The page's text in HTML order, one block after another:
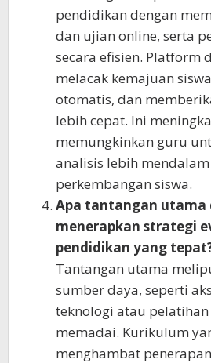
pendidikan dengan
dan ujian online, serta
secara efisien. Platform
melacak kemajuan
otomatis, dan
lebih cepat. Ini
memungkinkan guru
analisis lebih
perkembangan siswa.
Apa tantangan utama
menerapkan strategi
pendidikan yang
Tantangan utama
sumber daya, seperti
teknologi atau
memadai. Kurikulum
menghambat